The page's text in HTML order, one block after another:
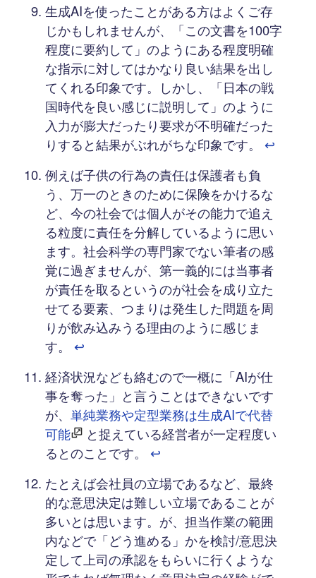
生成AIを使ったことがある方はよくご存
じかもしれませんが、「この文書を100字
程度に要約して」のようにある程度明確
な指示に対してはかなり良い結果を出し
てくれる印象です。しかし、「日本の戦
国時代を良い感じに説明して」のように
入力が膨大だったり要求が不明確だった
りすると結果がぶれがちな印象です。 ↩︎
例えば子供の行為の責任は保護者も負
う、万一のときのために保険をかけるな
ど、今の社会では個人がその能力で追え
る粒度に責任を分解しているように思い
ます。社会科学の専門家でない筆者の感
覚に過ぎませんが、第一義的には当事者
が責任を取るというのが社会を成り立た
せてる要素、つまりは発生した問題を周
りが飲み込みうる理由のように感じま
す。 ↩︎
経済状況なども絡むので一概に「AIが仕
事を奪った」と言うことはできないです
が、 単純業務や定型業務は生成AIで代替
可能
と捉えている経営者が一定程度い
るとのことです。 ↩︎
たとえば会社員の立場であるなど、最終
的な意思決定は難しい立場であることが
多いとは思います。が、担当作業の範囲
内などで「どう進める」かを検討/意思決
定して上司の承認をもらいに行くような